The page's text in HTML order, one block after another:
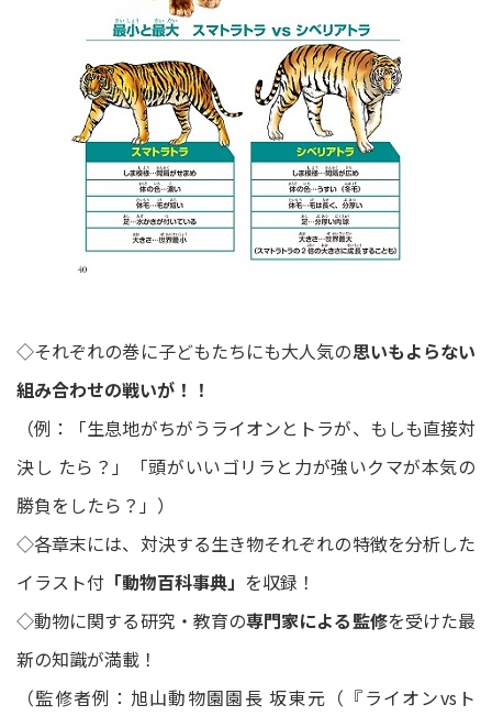
◇それぞれの巻に子どもたちにも大人気の思いもよらない
組み合わせの戦いが！！
（例：「生息地がちがうライオンとトラが、もしも直接対
決し たら？」「頭がいいゴリラと力が強いクマが本気の
勝負をしたら？」）
◇各章末には、対決する生き物それぞれの特徴を分析した
イラスト付 「動物百科事典」 を収録！
◇動物に関する研究・教育の専門家による監修を受けた最
新の知識が満載！
（監修者例：旭山動物園園長 坂東元（『ライオンvsト